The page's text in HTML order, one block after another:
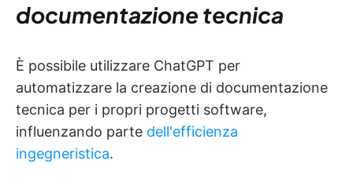
documentazione tecnica
È possibile utilizzare ChatGPT per
automatizzare la creazione di documentazione
tecnica per i propri progetti software,
influenzando parte dell'efficienza
ingegneristica.